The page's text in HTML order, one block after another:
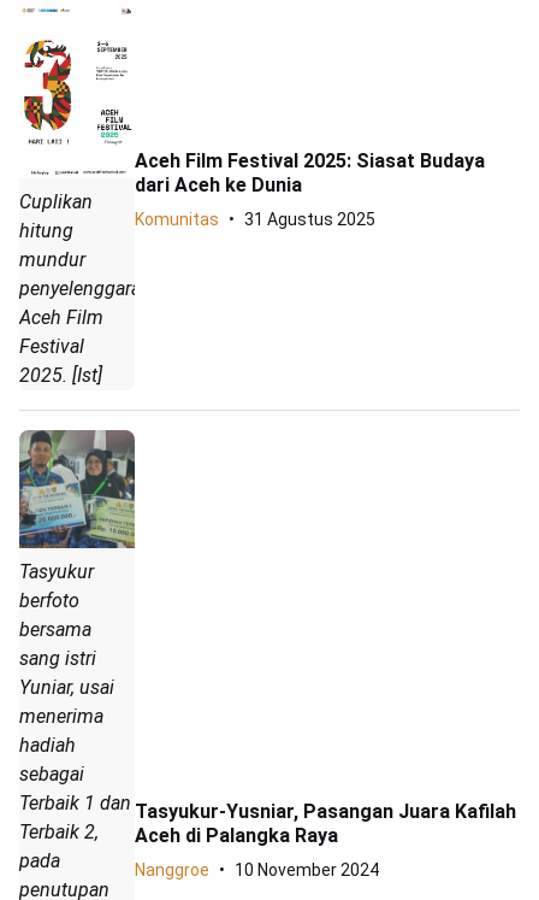
Cuplikan
hitung
mundur
penyelenggaran
Aceh Film
Festival
2025. [Ist]
Aceh Film Festival 2025: Siasat Budaya
dari Aceh ke Dunia
Komunitas 31 Agustus 2025
Tasyukur
berfoto
bersama
sang istri
Yuniar, usai
menerima
hadiah
sebagai
Terbaik 1 dan
Terbaik 2,
pada
penutupan
Tasyukur-Yusniar, Pasangan Juara Kafilah
Aceh di Palangka Raya
Nanggroe 10 November 2024